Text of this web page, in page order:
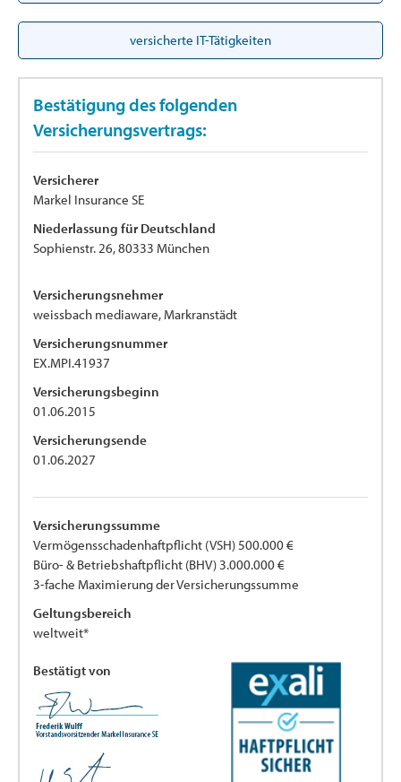
versicherte IT-Tätigkeiten
Bestätigung des folgenden
Versicherungsvertrags:
Versicherer
Markel Insurance SE
Niederlassung für Deutschland
Sophienstr. 26, 80333 München
Versicherungsnehmer
weissbach mediaware, Markranstädt
Versicherungsnummer
EX.MPI.41937
Versicherungsbeginn
01.06.2015
Versicherungsende
01.06.2027
Versicherungssumme
Vermögensschadenhaftpflicht (VSH) 500.000 €
Büro- & Betriebshaftpflicht (BHV) 3.000.000 €
3-fache Maximierung der Versicherungssumme
Geltungsbereich
weltweit*
Bestätigt von